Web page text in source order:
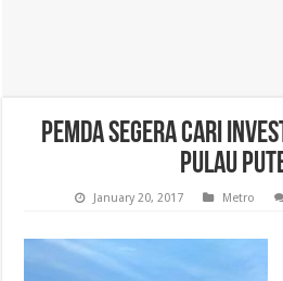
Pemda Segera Cari
Pulau
January 20, 2017 Metro